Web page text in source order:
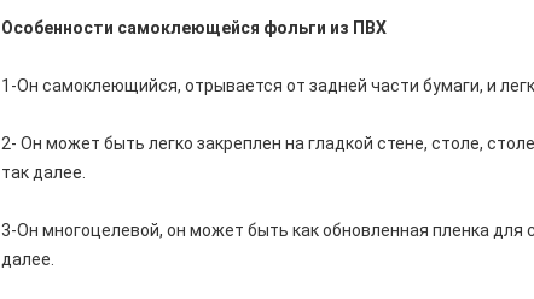
Особенности самоклеющейся фольги из ПВХ
1-Он самоклеющийся, отрывается от задней части бумаги, и
2- Он может быть легко закреплен на гладкой стене, столе,
так далее.
3-Он многоцелевой, он может быть как обновленная пленка
далее.